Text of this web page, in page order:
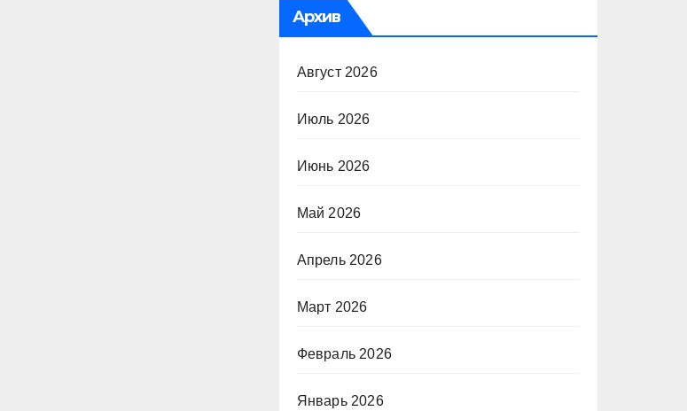
Архив
Август 2026
Июль 2026
Июнь 2026
Май 2026
Апрель 2026
Март 2026
Февраль 2026
Январь 2026